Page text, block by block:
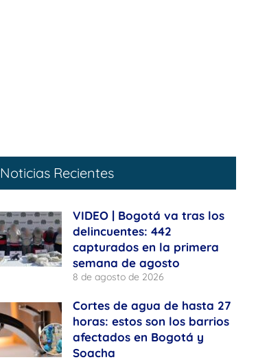
Noticias Recientes
VIDEO | Bogotá va tras los
delincuentes: 442
capturados en la primera
semana de agosto
8 de agosto de 2026
Cortes de agua de hasta 27
horas: estos son los barrios
afectados en Bogotá y
Soacha